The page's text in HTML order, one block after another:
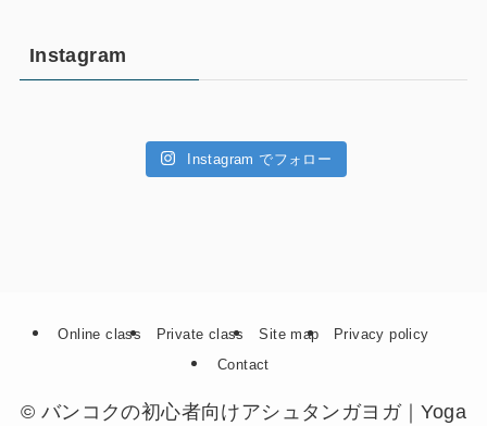
Instagram
Instagram でフォロー
Online class Private class Site map
Privacy policy
Contact
© バンコクの初心者向けアシュタンガヨガ｜Yoga